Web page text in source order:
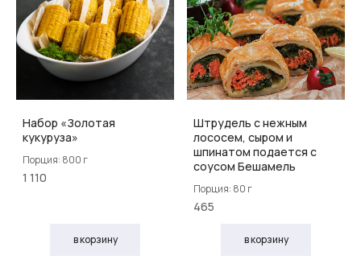
Набор «Золотая
кукуруза»
Порция: 800 г
1 110
в корзину
Штрудель с нежным
лососем, сыром и
шпинатом подается с
соусом Бешамель
Порция: 80 г
465
в корзину